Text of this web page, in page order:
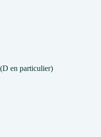
en particulier)